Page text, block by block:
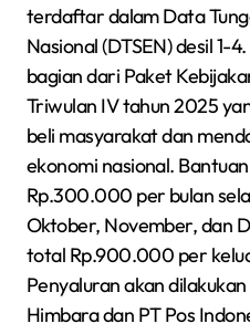
terdaftar dalam Data
Nasional (DTSEN) desil 1-
bagian dari Paket
Triwulan IV tahun 2025
beli masyarakat dan
ekonomi nasional.
Rp.300.000 per bulan
Oktober, November, dan
total Rp.900.000 per
Penyaluran akan
Himbara dan PT Pos